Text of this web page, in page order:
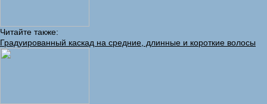
Читайте также:
Градуированный каскад на средние, длинные и короткие волосы